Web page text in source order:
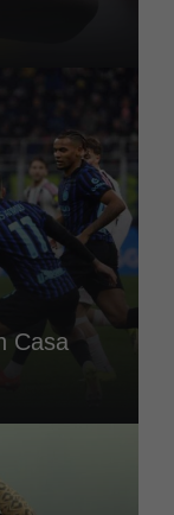
Casa